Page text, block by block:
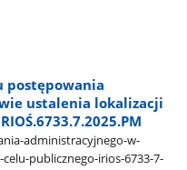
postępowania
ustalenia lokalizacji
administracyjnego-w-
publicznego-irios-6733-7-